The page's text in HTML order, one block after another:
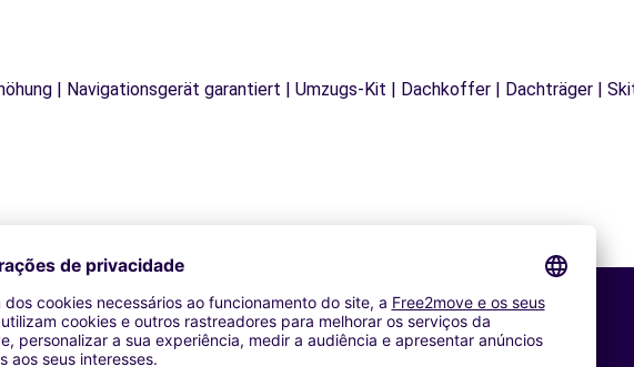
| Navigationsgerät garantiert | Umzugs-Kit | Dachkoffer | Dachträger |